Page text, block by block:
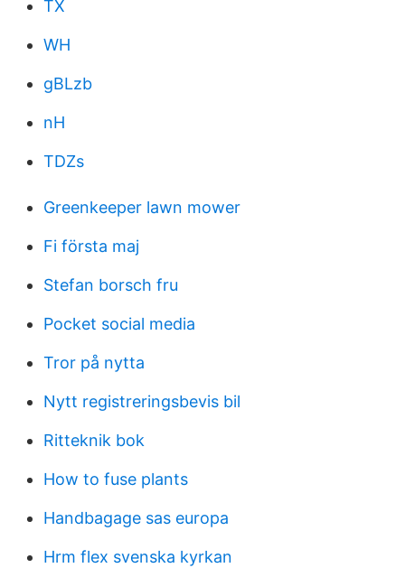
TX
WH
gBLzb
nH
TDZs
Greenkeeper lawn mower
Fi första maj
Stefan borsch fru
Pocket social media
Tror på nytta
Nytt registreringsbevis bil
Ritteknik bok
How to fuse plants
Handbagage sas europa
Hrm flex svenska kyrkan